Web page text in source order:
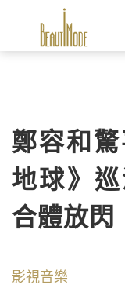
鄭容和
地球》
合體放閃
影視音樂